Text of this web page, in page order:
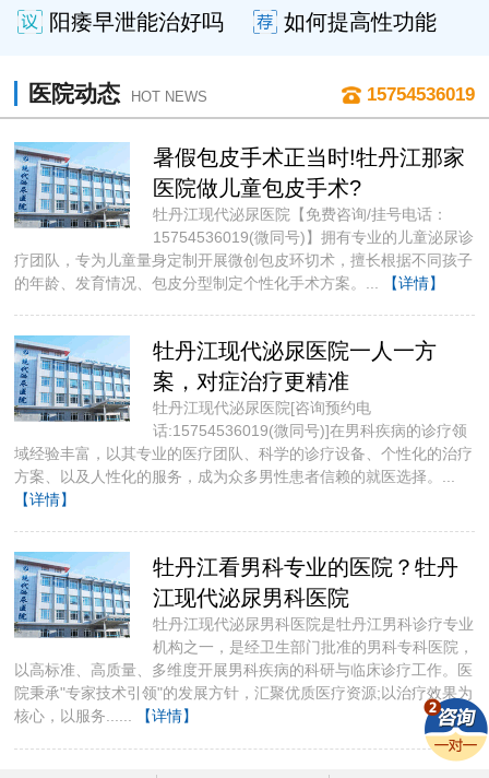
阳痿早泄能治好吗
如何提高性功能
医院动态 HOT NEWS 15754536019
暑假包皮手术正当时!牡丹江那家
医院做儿童包皮手术?
牡丹江现代泌尿医院【免费咨询/挂号电话：
15754536019(微同号)】拥有专业的儿童泌尿诊
疗团队，专为儿童量身定制开展微创包皮环切术，擅长根据不同孩子
的年龄、发育情况、包皮分型制定个性化手术方案。...
【详情】
牡丹江现代泌尿医院一人一方
案，对症治疗更精准
牡丹江现代泌尿医院[咨询预约电
话:15754536019(微同号)]​在男科疾病的诊疗领
域经验丰富，以其专业的医疗团队、科学的诊疗设备、个性化的治疗
方案、以及人性化的服务，成为众多男性患者信赖的就医选择。...
【详情】
牡丹江看男科专业的医院？牡丹
江现代泌尿男科医院
牡丹江现代泌尿男科医院是牡丹江男科诊疗专业
机构之一，是经卫生部门批准的男科专科医院，
以高标准、高质量、多维度开展男科疾病的科研与临床诊疗工作。医
院秉承"专家技术引领"的发展方针，汇聚优质医疗资源;以治疗效果为
核心，以服务......
【详情】